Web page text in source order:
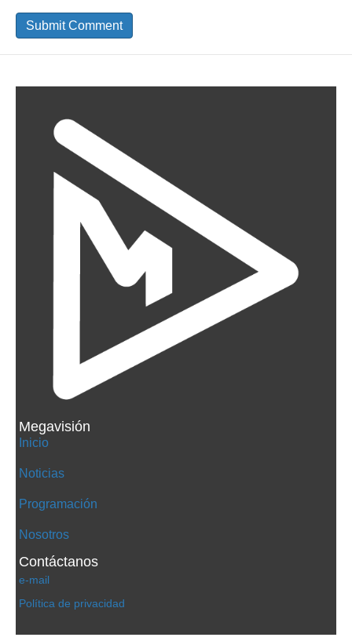
Megavisión
Inicio
Noticias
Programación
Nosotros
Contáctanos
e-mail
Política de privacidad